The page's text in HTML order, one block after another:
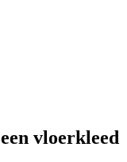
vloerkleed